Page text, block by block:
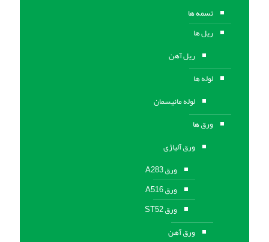
تسمه ها
ریل ها
ریل آهن
لوله ها
لوله مانیسمان
ورق ها
ورق آلیاژی
ورق A283
ورق A516
ورق ST52
ورق آهن